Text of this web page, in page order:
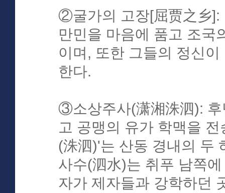
②굴가의 고장[屈贾之乡]:
만민을 마음에 품고 조국
이며, 또한 그들의 정신
한다.
③소상주사(潇湘洙泗):
고 공맹의 유가 학맥을
(洙泗)'는 산동 경내의 두
사수(泗水)는 취푸 남쪽
자가 제자들과 강학하던